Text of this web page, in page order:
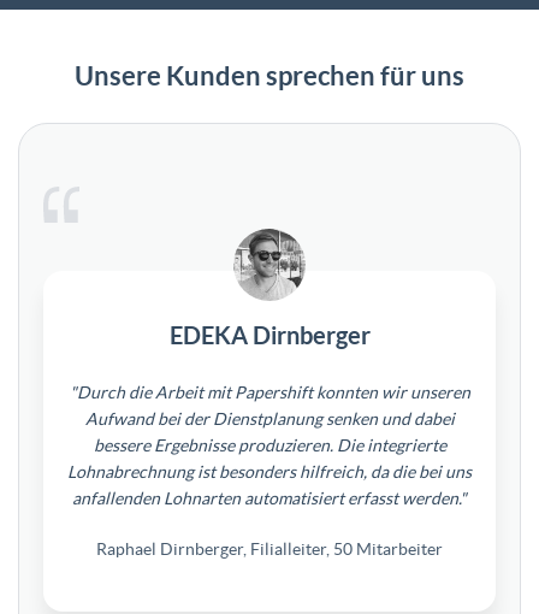
Unsere Kunden sprechen für uns
EDEKA Dirnberger
"Durch die Arbeit mit Papershift konnten wir unseren
Aufwand bei der Dienstplanung senken und dabei
bessere Ergebnisse produzieren. Die integrierte
Lohnabrechnung ist besonders hilfreich, da die bei uns
anfallenden Lohnarten automatisiert erfasst werden."
Raphael Dirnberger, Filialleiter, 50 Mitarbeiter